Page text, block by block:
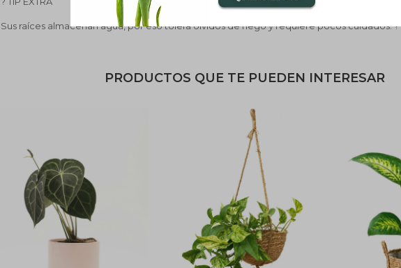
Sus raíces almacenan agua, por eso tolera olvidos de riego y requiere pocos cuidados. ?
PRODUCTOS QUE TE PUEDEN INTERESAR